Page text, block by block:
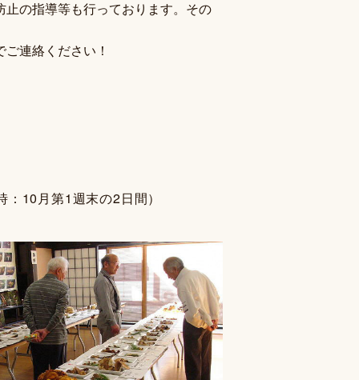
の指導等も行っております。その
連絡ください！
10月第1週末の2日間）